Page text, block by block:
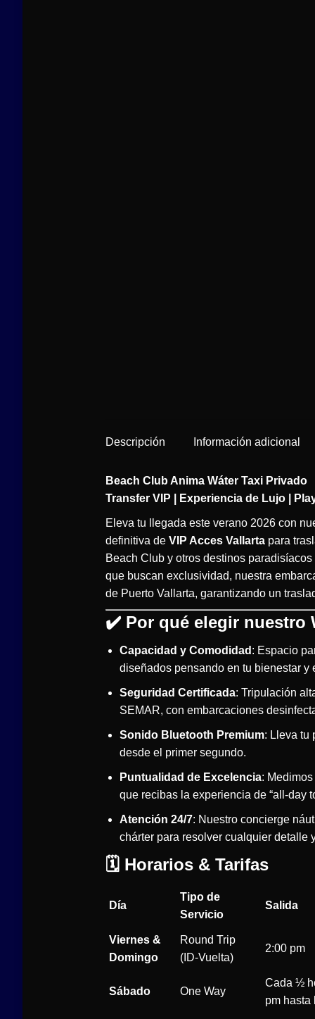
Descripción Información adicional
Beach Club Anima Wáter Taxi Privado
Transfer VIP | Experiencia de Lujo |
Eleva tu llegada este verano 2026 con
definitiva de VIP Acces Vallarta para
Beach Club y otros destinos
que buscan exclusividad, nuestra
de Puerto Vallarta, garantizando un
✔️ Por qué elegir nuestro
Capacidad y Comodidad : Espacio
diseñados pensando en tu bienestar y
Seguridad Certificada: Tripulación
SEMAR, con embarcaciones
Sonido Bluetooth Premium: Lleva tu
desde el primer segundo.
Puntualidad de Excelencia:
que recibas la experiencia de “all-day
Atención 24/7: Nuestro concierge
chárter para resolver cualquier detalle
🗓️ Horarios & Tarifas
Día
Tipo de
Servicio
Salida
Viernes &
Domingo
Round Trip
(ID-Vuelta)
2:00 pm
Sábado One Way
Cada ½
pm hasta